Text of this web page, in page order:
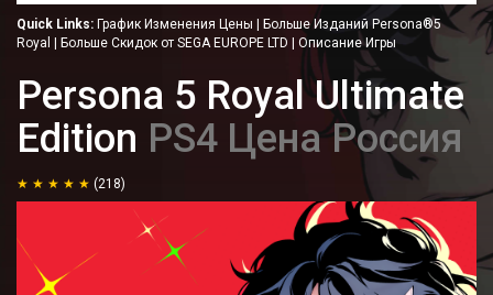
Quick Links: График Изменения Цены
Больше Изданий Persona®5
Royal
Больше Скидок от SEGA EUROPE LTD Описание Игры
Persona 5 Royal Ultimate
Edition PS4 Цена Россия
(218)